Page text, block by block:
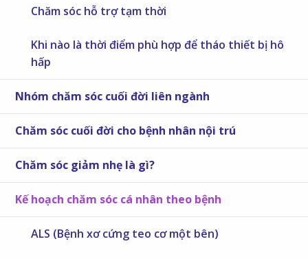
Chăm sóc hỗ trợ tạm thời
Khi nào là thời điểm phù hợp để tháo thiết bị hô
hấp
Nhóm chăm sóc cuối đời liên ngành
Chăm sóc cuối đời cho bệnh nhân nội trú
Chăm sóc giảm nhẹ là gì?
Kế hoạch chăm sóc cá nhân theo bệnh
ALS (Bệnh xơ cứng teo cơ một bên)